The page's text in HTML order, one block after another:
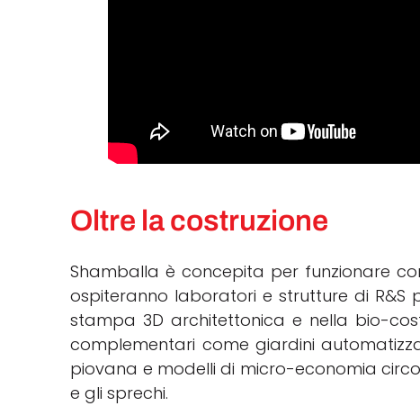
Oltre la costruzione
Shamballa è concepita per funzionare
ospiteranno laboratori e strutture di R&S
stampa 3D architettonica e nella bio-
complementari come giardini
piovana e modelli di micro-economia
e gli sprechi.